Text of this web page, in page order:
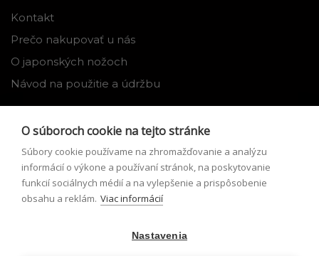
Kontakt
Prečo nakupovať u nás
O japonských nožoch
Návod na použitie a údržbu
Môj profil
Zabudnuté heslo
O súboroch cookie na tejto stránke
Súbory cookie používame na zhromažďovanie a analýzu
informácií o výkone a používaní stránok, na poskytovanie
funkcií sociálnych médií a na vylepšenie a prispôsobenie
obsahu a reklám. Viac informácií
Nastavenia